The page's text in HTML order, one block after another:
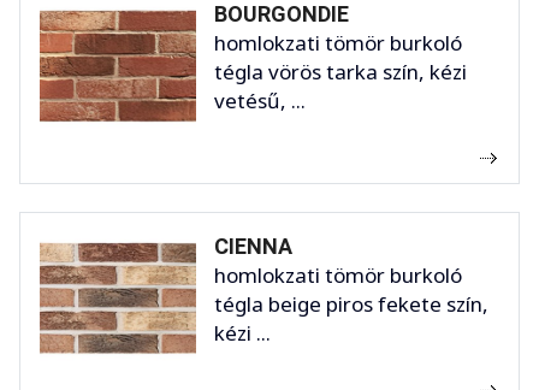
BOURGONDIE
homlokzati tömör burkoló
tégla vörös tarka szín, kézi
vetésű, ...
CIENNA
homlokzati tömör burkoló
tégla beige piros fekete szín,
kézi ...